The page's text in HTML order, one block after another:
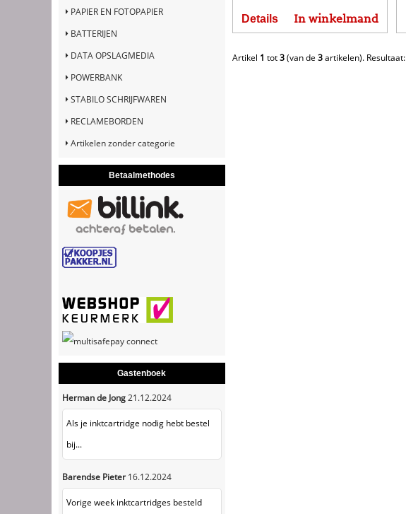
PAPIER EN FOTOPAPIER
BATTERIJEN
DATA OPSLAGMEDIA
POWERBANK
STABILO SCHRIJFWAREN
RECLAMEBORDEN
Artikelen zonder categorie
Betaalmethodes
Gastenboek
Herman de Jong21.12.2024
Als je inktcartridge nodig hebt bestel
bij...
Barendse Pieter 16.12.2024
Vorige week inktcartridges besteld
Details In winkelmand
Artikel 1 tot3(van de 3artikelen). Resultaat: